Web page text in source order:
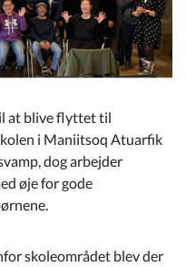
at blive flyttet til
i Maniitsoq Atuarfik
dog arbejder
øje for gode
skoleområdet blev der